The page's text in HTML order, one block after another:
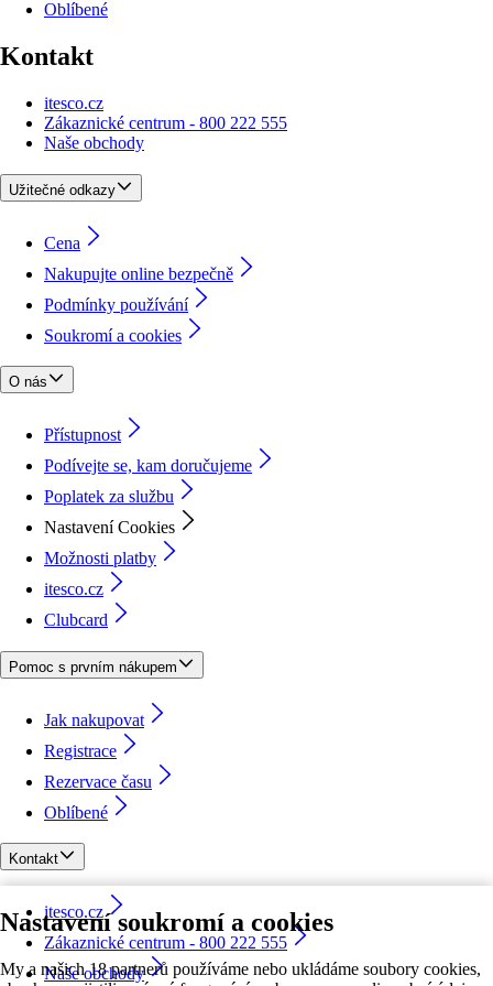
Nastavení soukromí a cookies
My a našich 18 partnerů používáme nebo ukládáme soubory cookies,
Oblíbené
Kontakt
itesco.cz
Zákaznické centrum - 800 222 555
Naše obchody
Užitečné odkazy
Cena
Nakupujte online bezpečně
Podmínky používání
Soukromí a cookies
O nás
Přístupnost
Podívejte se, kam doručujeme
Poplatek za službu
Nastavení Cookies
Možnosti platby
itesco.cz
Clubcard
Pomoc s prvním nákupem
Jak nakupovat
Registrace
Rezervace času
Oblíbené
Kontakt
itesco.cz
Zákaznické centrum - 800 222 555
Naše obchody